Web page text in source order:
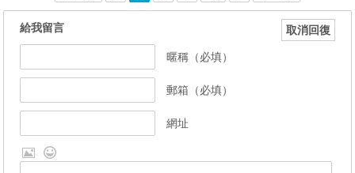
給我留言 取消回復
暱稱（必填）
郵箱（必填）
網址